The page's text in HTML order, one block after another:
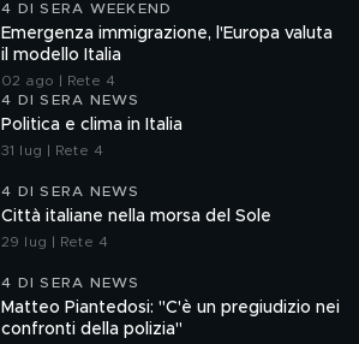
4 DI SERA WEEKEND
Emergenza immigrazione, l'Europa valuta
il modello Italia
02 ago | Rete 4
4 DI SERA NEWS
Politica e clima in Italia
31 lug | Rete 4
4 DI SERA NEWS
Città italiane nella morsa del Sole
29 lug | Rete 4
4 DI SERA NEWS
Matteo Piantedosi: "C'è un pregiudizio nei
confronti della polizia"